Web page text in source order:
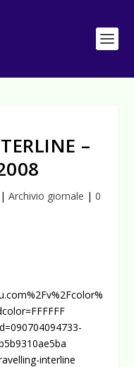
–
| Archivio giornale | 0
interline